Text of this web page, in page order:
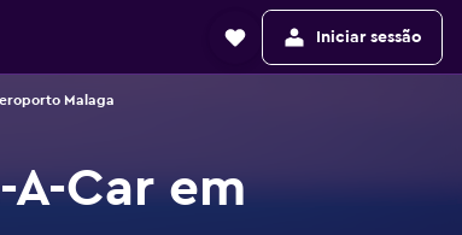
Iniciar sessão
Malaga
Car em